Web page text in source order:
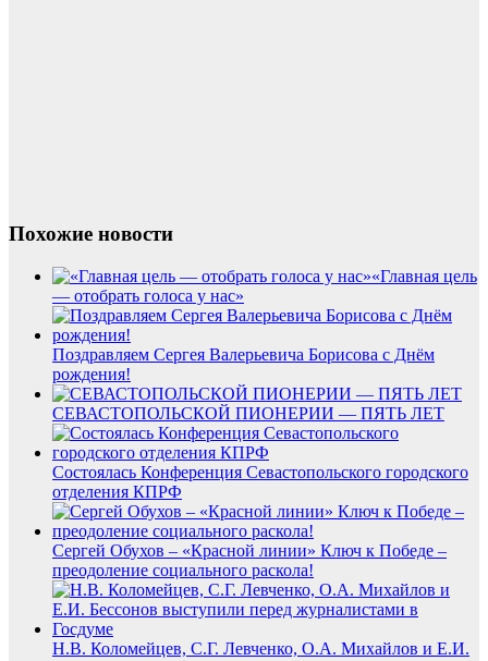
Похожие новости
«Главная цель
— отобрать голоса у нас»
Поздравляем Сергея Валерьевича Борисова с Днём
рождения!
СЕВАСТОПОЛЬСКОЙ ПИОНЕРИИ — ПЯТЬ ЛЕТ
Состоялась Конференция Севастопольского городского
отделения КПРФ
Сергей Обухов – «Красной линии» Ключ к Победе –
преодоление социального раскола!
Н.В. Коломейцев, С.Г. Левченко, О.А. Михайлов и Е.И.